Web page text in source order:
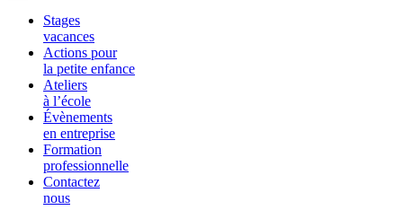
Stages
vacances
Actions pour
la petite enfance
Ateliers
à l’école
Évènements
en entreprise
Formation
professionnelle
Contactez
nous